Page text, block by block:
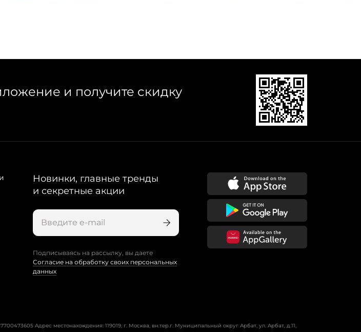
и получите скидку
Новинки, главные тренды
и секретные акции
Подписываясь на рассылку, вы даете
Согласие на обработку своих персональных
данных
Адрес местонахождения: 119019, г. Москва, вн.тер.г. Муниципальный округ Арбат, ул. Арбат, д.11,